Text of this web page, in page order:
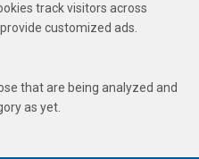
track visitors across
customized ads.
that are being analyzed and
as yet.